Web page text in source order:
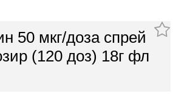
50 мкг/доза спрей
(120 доз) 18г фл